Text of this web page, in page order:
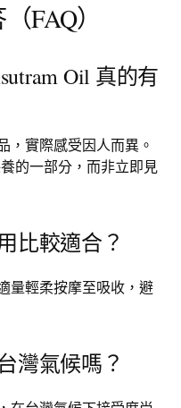
FAQ）
Oil 真的有
，實際感受因人而異。
的一部分，而非立即見
比較適合？
量輕柔按摩至吸收，避
灣氣候嗎？